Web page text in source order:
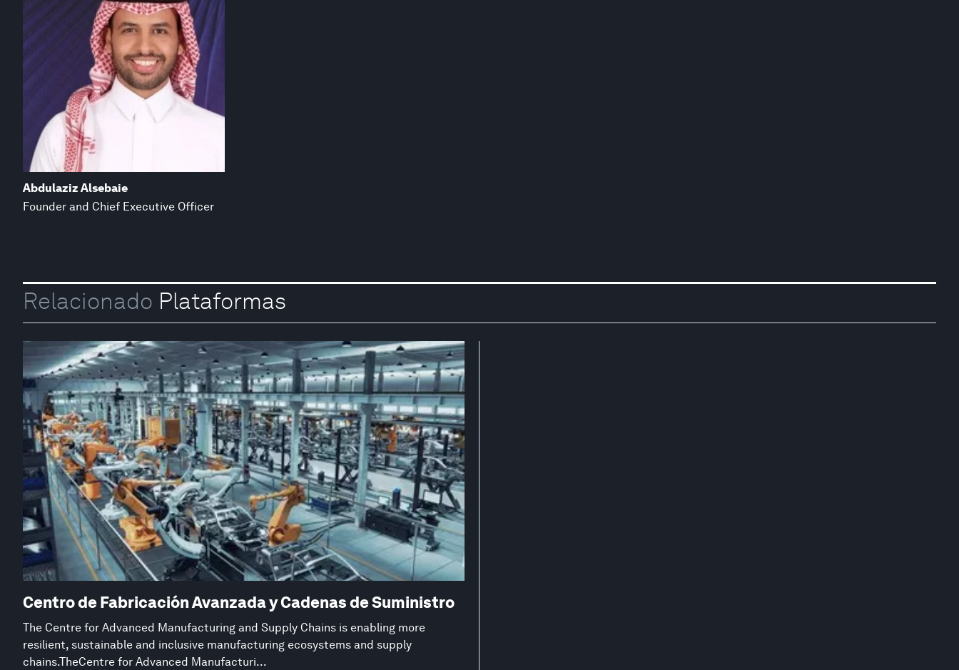
Abdulaziz Alsebaie
Founder and Chief Executive Officer
Relacionado Plataformas
Centro de Fabricación Avanzada y Cadenas de Suministro
The Centre for Advanced Manufacturing and Supply Chains is enabling more
resilient, sustainable and inclusive manufacturing ecosystems and supply
chains.TheCentre for Advanced Manufacturi...